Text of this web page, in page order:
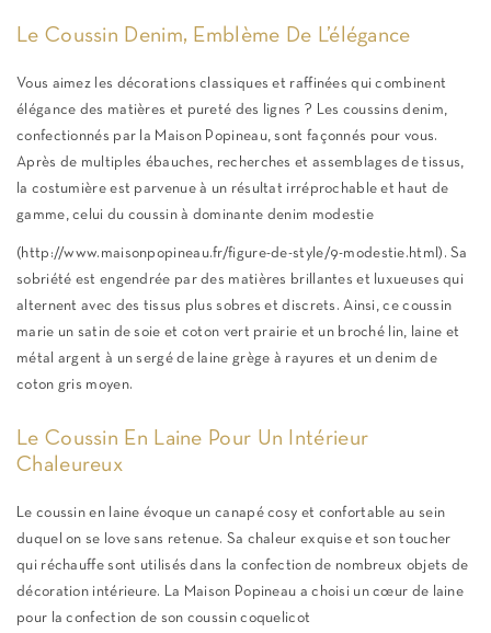
Le Coussin Denim, Emblème De L’élégance
Vous aimez les décorations classiques et raffinées qui combinent
élégance des matières et pureté des lignes ? Les coussins denim,
confectionnés par la Maison Popineau, sont façonnés pour vous.
Après de multiples ébauches, recherches et assemblages de tissus,
la costumière est parvenue à un résultat irréprochable et haut de
gamme, celui du coussin à dominante denim modestie
(http://www.maisonpopineau.fr/figure-de-style/9-modestie.html). Sa
sobriété est engendrée par des matières brillantes et luxueuses qui
alternent avec des tissus plus sobres et discrets. Ainsi, ce coussin
marie un satin de soie et coton vert prairie et un broché lin, laine et
métal argent à un sergé de laine grège à rayures et un denim de
coton gris moyen.
Le Coussin En Laine Pour Un Intérieur
Chaleureux
Le coussin en laine évoque un canapé cosy et confortable au sein
duquel on se love sans retenue. Sa chaleur exquise et son toucher
qui réchauffe sont utilisés dans la confection de nombreux objets de
décoration intérieure. La Maison Popineau a choisi un cœur de laine
pour la confection de son coussin coquelicot